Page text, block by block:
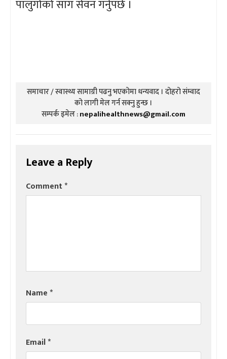
पालुंगोको साग सेवन गर्नुपर्छ ।
समाचार / स्वास्थ्य सामाग्री पढनु भएकोमा धन्यवाद । दोहरो संम्वाद
को लागी मेल गर्न सक्नु हुन्छ ।
सम्पर्क इमेल :nepalihealthnews@gmail.com
Leave a Reply
Comment*
Name*
Email*